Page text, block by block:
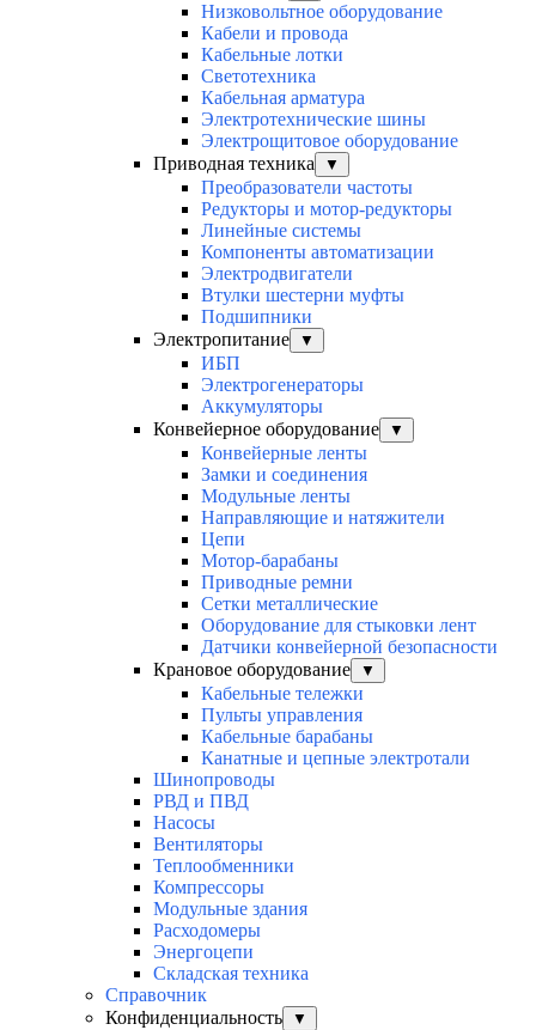
Низковольтное оборудование
Кабели и провода
Кабельные лотки
Светотехника
Кабельная арматура
Электротехнические шины
Электрощитовое оборудование
Приводная техника
▼
Преобразователи частоты
Редукторы и мотор-редукторы
Линейные системы
Компоненты автоматизации
Электродвигатели
Втулки шестерни муфты
Подшипники
Электропитание
▼
ИБП
Электрогенераторы
Аккумуляторы
Конвейерное оборудование
▼
Конвейерные ленты
Замки и соединения
Модульные ленты
Направляющие и натяжители
Цепи
Мотор-барабаны
Приводные ремни
Сетки металлические
Оборудование для стыковки лент
Датчики конвейерной безопасности
Крановое оборудование
▼
Кабельные тележки
Пульты управления
Кабельные барабаны
Канатные и цепные электротали
Шинопроводы
РВД и ПВД
Насосы
Вентиляторы
Теплообменники
Компрессоры
Модульные здания
Расходомеры
Энергоцепи
Складская техника
Справочник
Конфиденциальность
▼